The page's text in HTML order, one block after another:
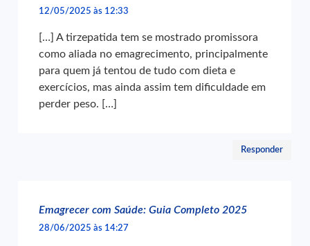
12/05/2025 às 12:33
[…] A tirzepatida tem se mostrado promissora
como aliada no emagrecimento, principalmente
para quem já tentou de tudo com dieta e
exercícios, mas ainda assim tem dificuldade em
perder peso. […]
Responder
Emagrecer com Saúde: Guia Completo 2025
28/06/2025 às 14:27